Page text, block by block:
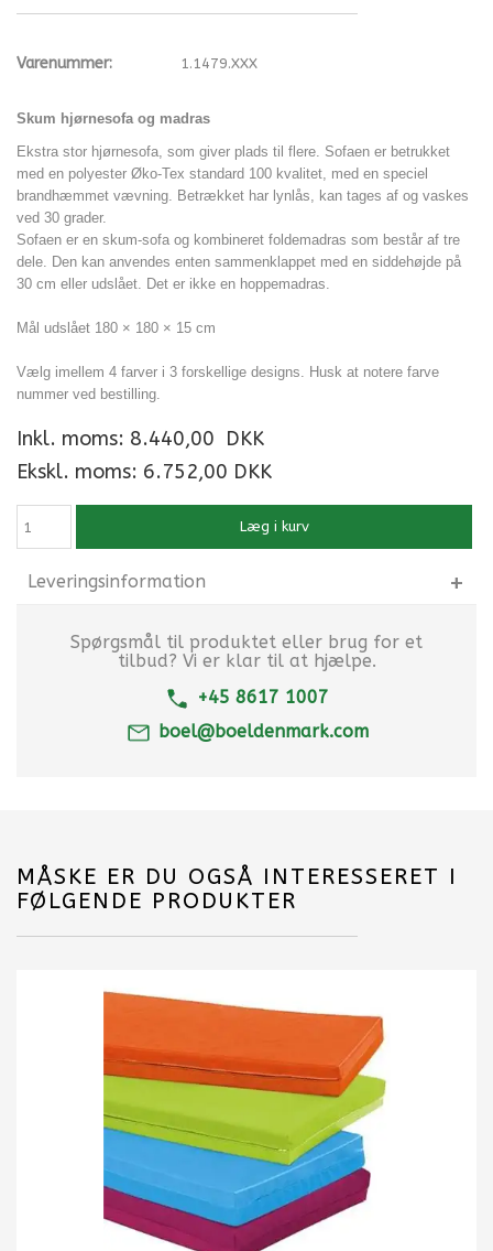
Varenummer: 1.1479.XXX
Skum hjørnesofa og madras
Ekstra stor hjørnesofa, som giver plads til flere. Sofaen er betrukket
med en polyester Øko-Tex standard 100 kvalitet, med en speciel
brandhæmmet vævning. Betrækket har lynlås, kan tages af og vaskes
ved 30 grader.
Sofaen er en skum-sofa og kombineret foldemadras som består af tre
dele. Den kan anvendes enten sammenklappet med en siddehøjde på
30 cm eller udslået. Det er ikke en hoppemadras.
Mål udslået 180 × 180 × 15 cm
Vælg imellem 4 farver i 3 forskellige designs. Husk at notere farve
nummer ved bestilling.
Inkl. moms: 8.440,00 DKK
Ekskl. moms: 6.752,00 DKK
Læg i kurv
Leveringsinformation
Spørgsmål til produktet eller brug for et
tilbud? Vi er klar til at hjælpe.
+45 8617 1007
boel@boeldenmark.com
MÅSKE ER DU OGSÅ INTERESSERET I
FØLGENDE PRODUKTER